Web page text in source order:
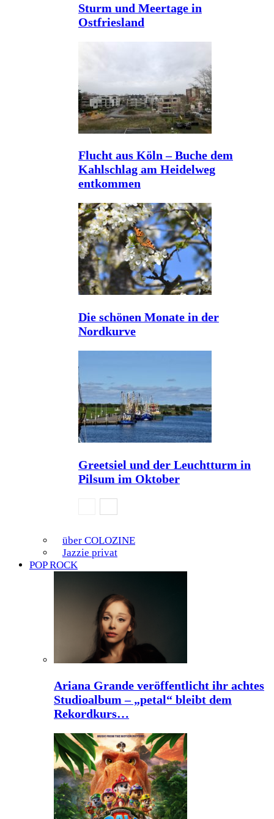
Sturm und Meertage in
Ostfriesland
Flucht aus Köln – Buche dem
Kahlschlag am Heidelweg
entkommen
Die schönen Monate in der
Nordkurve
Greetsiel und der Leuchtturm in
Pilsum im Oktober
über COLOZINE
Jazzie privat
POP ROCK
Ariana Grande veröffentlicht ihr achtes
Studioalbum – „petal“ bleibt dem
Rekordkurs…